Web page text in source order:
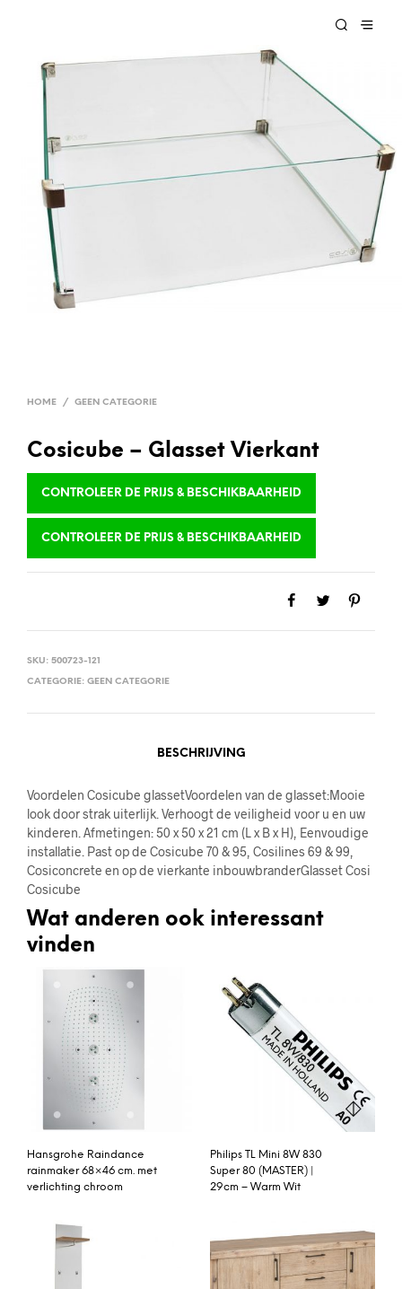
HOME / GEEN CATEGORIE
Cosicube – Glasset Vierkant
CONTROLEER DE PRIJS & BESCHIKBAARHEID
CONTROLEER DE PRIJS & BESCHIKBAARHEID
SKU: 500723-121
CATEGORIE: GEEN CATEGORIE
BESCHRIJVING
Voordelen Cosicube glassetVoordelen van de glasset:Mooie
look door strak uiterlijk. Verhoogt de veiligheid voor u en uw
kinderen. Afmetingen: 50 x 50 x 21 cm (L x B x H), Eenvoudige
installatie. Past op de Cosicube 70 & 95, Cosilines 69 & 99,
Cosiconcrete en op de vierkante inbouwbranderGlasset Cosi
Cosicube
Wat anderen ook interessant
vinden
Hansgrohe Raindance
rainmaker 68×46 cm. met
verlichting chroom
Philips TL Mini 8W 830
Super 80 (MASTER) |
29cm – Warm Wit